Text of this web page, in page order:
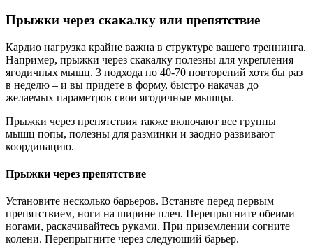
Прыжки через скакалку или препятствие
Кардио нагрузка крайне важна в структуре вашего треннинга.
Например, прыжки через скакалку полезны для укрепления
ягодичных мышц. 3 подхода по 40-70 повторений хотя бы раз
в неделю – и вы придете в форму, быстро накачав до
желаемых параметров свои ягодичные мышцы.
Прыжки через препятствия также включают все группы
мышц попы, полезны для разминки и заодно развивают
координацию.
Прыжки через препятствие
Установите несколько барьеров. Встаньте перед первым
препятствием, ноги на ширине плеч. Перепрыгните обеими
ногами, раскачивайтесь руками. При приземлении согните
колени. Перепрыгните через следующий барьер.